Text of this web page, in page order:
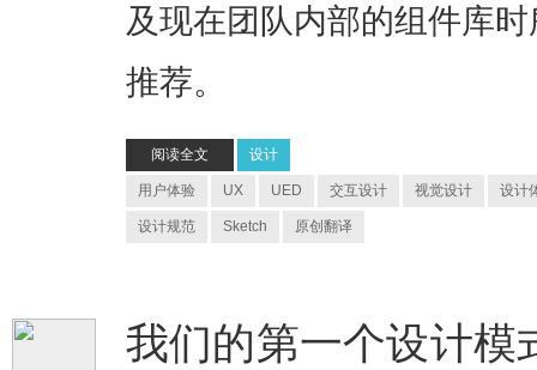
及现在团队内部的组件库
推荐。
阅读全文 设计
用户体验 UX UED 交互设计 视觉设计 设计
设计规范 Sketch 原创翻译
我们的第一个设计